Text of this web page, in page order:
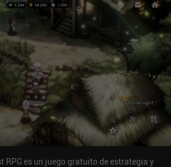
que, en combinación con la
sistemas y características que están
el principio, hace que sea difícil
hay guardado automático, lo que
o una maldición según se mire. Grim
a través de anuncios ocasionales y un
de juego, todo lo cual se puede
iAP de 2,99 $.Si estás dispuesto a
necesita para entender completamente el
una de las experiencias RPG por turnos
en móviles.
RPG es un juego gratuito de estrategia y